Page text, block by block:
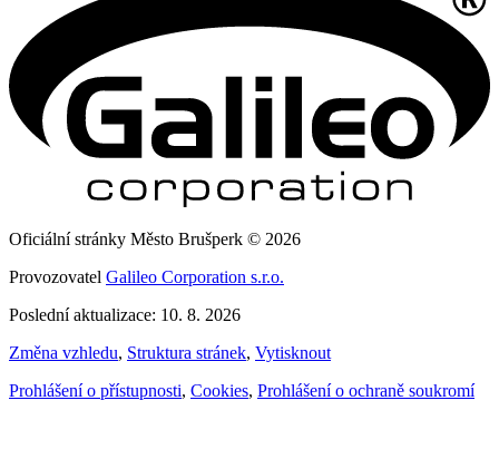
Oficiální stránky Město Brušperk © 2026
Provozovatel Galileo Corporation s.r.o.
Poslední aktualizace: 10. 8. 2026
Změna vzhledu, Struktura stránek, Vytisknout
Prohlášení o přístupnosti, Cookies, Prohlášení o ochraně soukromí